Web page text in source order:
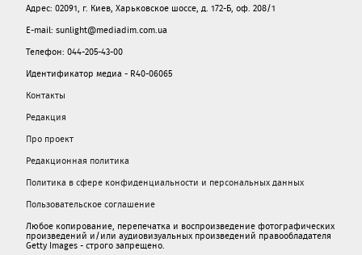
Адрес: 02091, г. Киев, Харьковское шоссе, д. 172-Б, оф. 208/1
E-mail: sunlight@mediadim.com.ua
Телефон: 044-205-43-00
Идентификатор медиа - R40-06065
Контакты
Редакция
Про проект
Редакционная политика
Политика в сфере конфиденциальности и персональных данных
Пользовательское соглашение
Любое копирование, перепечатка и воспроизведение фотографических
произведений и/или аудиовизуальных произведений правообладателя
Getty Images - строго запрещено.